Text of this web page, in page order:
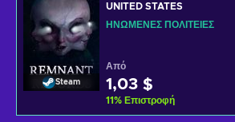
Steam
UNITED STATES
ΗΝΩΜΈΝΕΣ ΠΟΛΙΤΕΊΕΣ
Από
1,03 $
11% Επιστροφή